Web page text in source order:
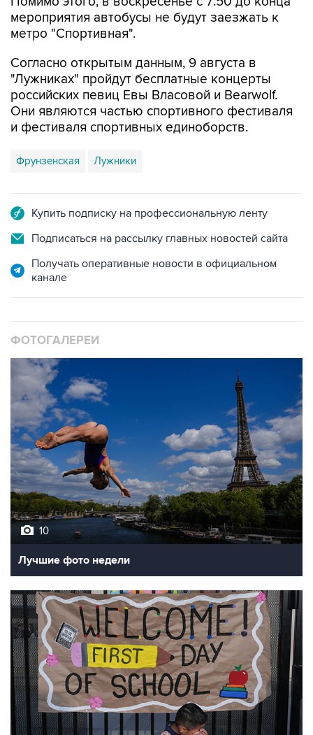
мероприятия автобусы не будут заезжать к
метро "Спортивная".
Согласно открытым данным, 9 августа в
"Лужниках" пройдут бесплатные концерты
российских певиц Евы Власовой и Bearwolf.
Они являются частью спортивного фестиваля
и фестиваля спортивных единоборств.
Фрунзенская Лужники
Купить подписку на профессиональную ленту
Подписаться на рассылку главных новостей сайта
Получать оперативные новости в официальном
канале
ФОТОГАЛЕРЕИ
10
Лучшие фото недели